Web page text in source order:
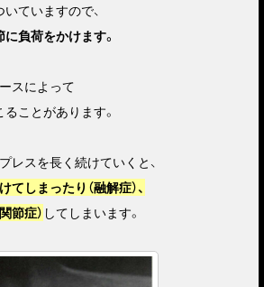
ていますので、
負荷をかけます。
スによって
ことがあります。
レスを長く続けていくと、
てしまったり（融解症）、
節症） してしまいます。